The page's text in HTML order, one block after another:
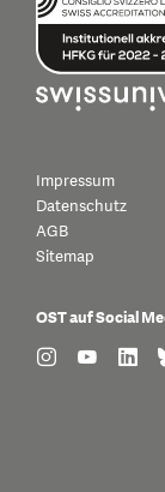
Impressum
Datenschutz
AGB
Sitemap
OST auf Social
find us on:
find usfind